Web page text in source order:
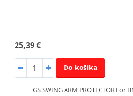
25,39 €
Do košíka
GS SWING ARM PROTECTOR For